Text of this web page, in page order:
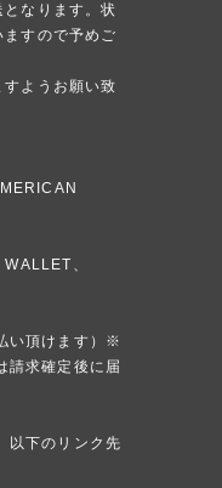
なります。状
すので予めご
ようお願い致
、
い頂けます）※
請求確定後に届
以下のリンク先